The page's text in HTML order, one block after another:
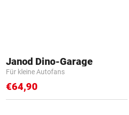
Janod Dino-Garage
Für kleine Autofans
€64,90